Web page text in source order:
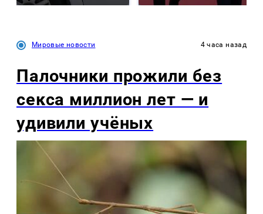
Мировые новости 4 часа назад
Палочники прожили без
секса миллион лет — и
удивили учёных